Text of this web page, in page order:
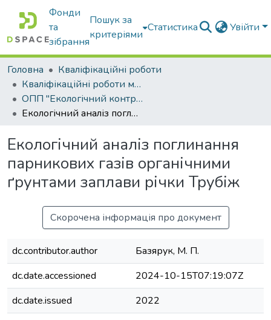
Фонди
та
зібрання
Пошук за
критеріями
Статистика Увійти
Головна
Кваліфікаційні роботи
Кваліфікаційні роботи магістрів
ОПП "Екологічний контроль та аудит"
Екологічний аналіз поглинання парникових газів органічними ґрунтами заплави річки Трубіж
Екологічний аналіз поглинання
парникових газів органічними
ґрунтами заплави річки Трубіж
Скорочена інформація про документ
dc.contributor.author
Базярук, М. П.
dc.date.accessioned
2024-10-15T07:19:07Z
dc.date.issued
2022